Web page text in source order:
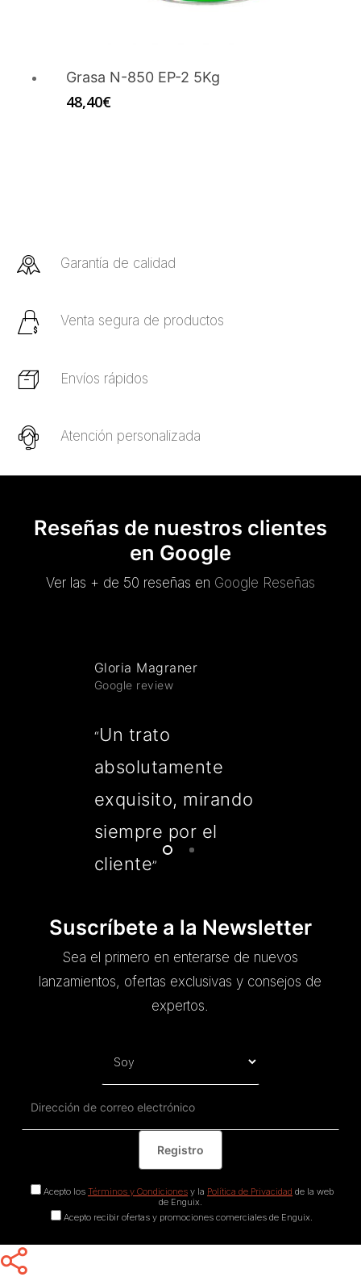
Grasa N-850 EP-2 5Kg
48,40€
Garantía de calidad
Venta segura de productos
Envíos rápidos
Atención personalizada
Reseñas de nuestros clientes
en Google
Ver las + de 50 reseñas en Google Reseñas
Gloria Magraner
Google review
“Un trato
absolutamente
exquisito, mirando
siempre por el
cliente”
Suscríbete a la Newsletter
Sea el primero en enterarse de nuevos
lanzamientos, ofertas exclusivas y consejos de
expertos.
Acepto los Términos y Condicionesy la Política de Privacidad de la web
de Enguix.
Acepto recibir ofertas y promociones comerciales de Enguix.